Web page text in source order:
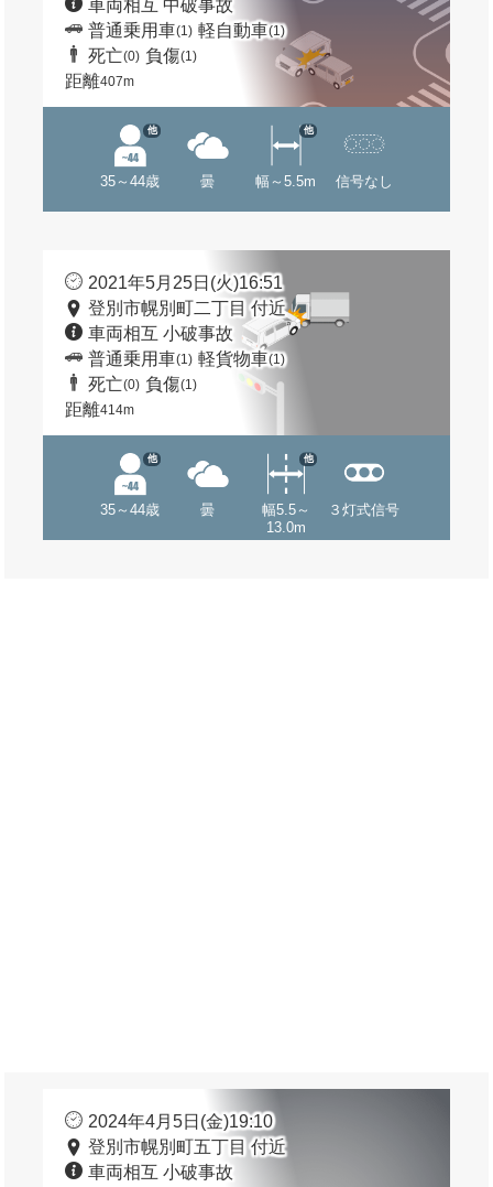
車両相互 中破事故
普通乗用車(1) 軽自動車(1)
死亡(0) 負傷(1)
距離407m
35～44歳
他
曇 幅～5.5m
他
信号なし
2021年5月25日(火)16:51
登別市幌別町二丁目 付近
車両相互 小破事故
普通乗用車(1) 軽貨物車(1)
死亡(0) 負傷(1)
距離414m
35～44歳
他
曇
幅5.5～
13.0m
他
３灯式信号
2024年4月5日(金)19:10
登別市幌別町五丁目 付近
車両相互 小破事故